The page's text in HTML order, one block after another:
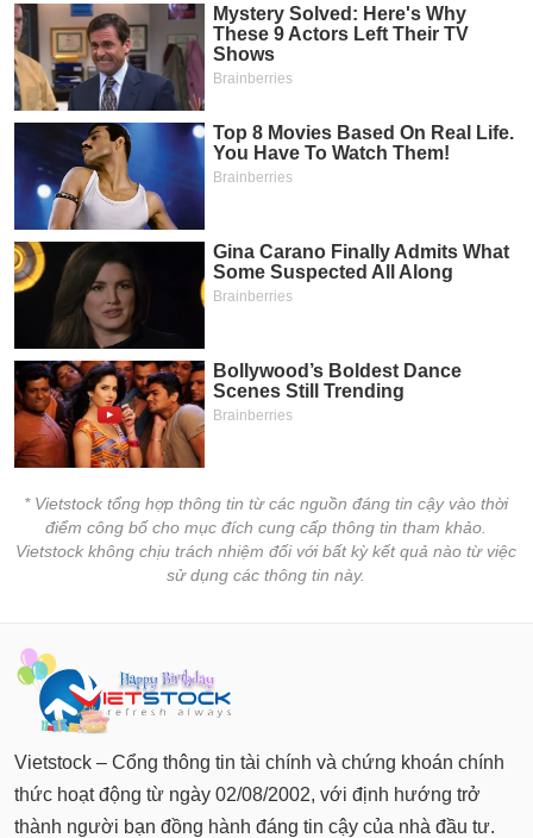
* Vietstock tổng hợp thông tin từ các nguồn đáng tin cậy vào thời
điểm công bố cho mục đích cung cấp thông tin tham khảo.
Vietstock không chịu trách nhiệm đối với bất kỳ kết quả nào từ việc
sử dụng các thông tin này.
Vietstock – Cổng thông tin tài chính và chứng khoán chính
thức hoạt động từ ngày 02/08/2002, với định hướng trở
thành người bạn đồng hành đáng tin cậy của nhà đầu tư.